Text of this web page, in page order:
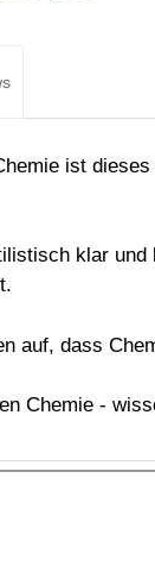
ist
klar
auf, dass
Chemie -